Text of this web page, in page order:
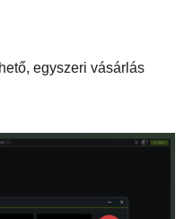
egyszeri vásárlás